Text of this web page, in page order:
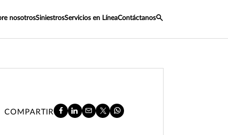
nosotrosSiniestrosServicios en LíneaContáctanos
COMPARTIR